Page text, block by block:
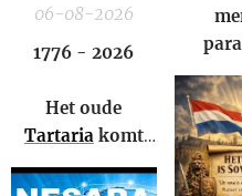
06-08-2026
1776 - 2026
Het oude
Tartariakomt
weer tot leven!
niet